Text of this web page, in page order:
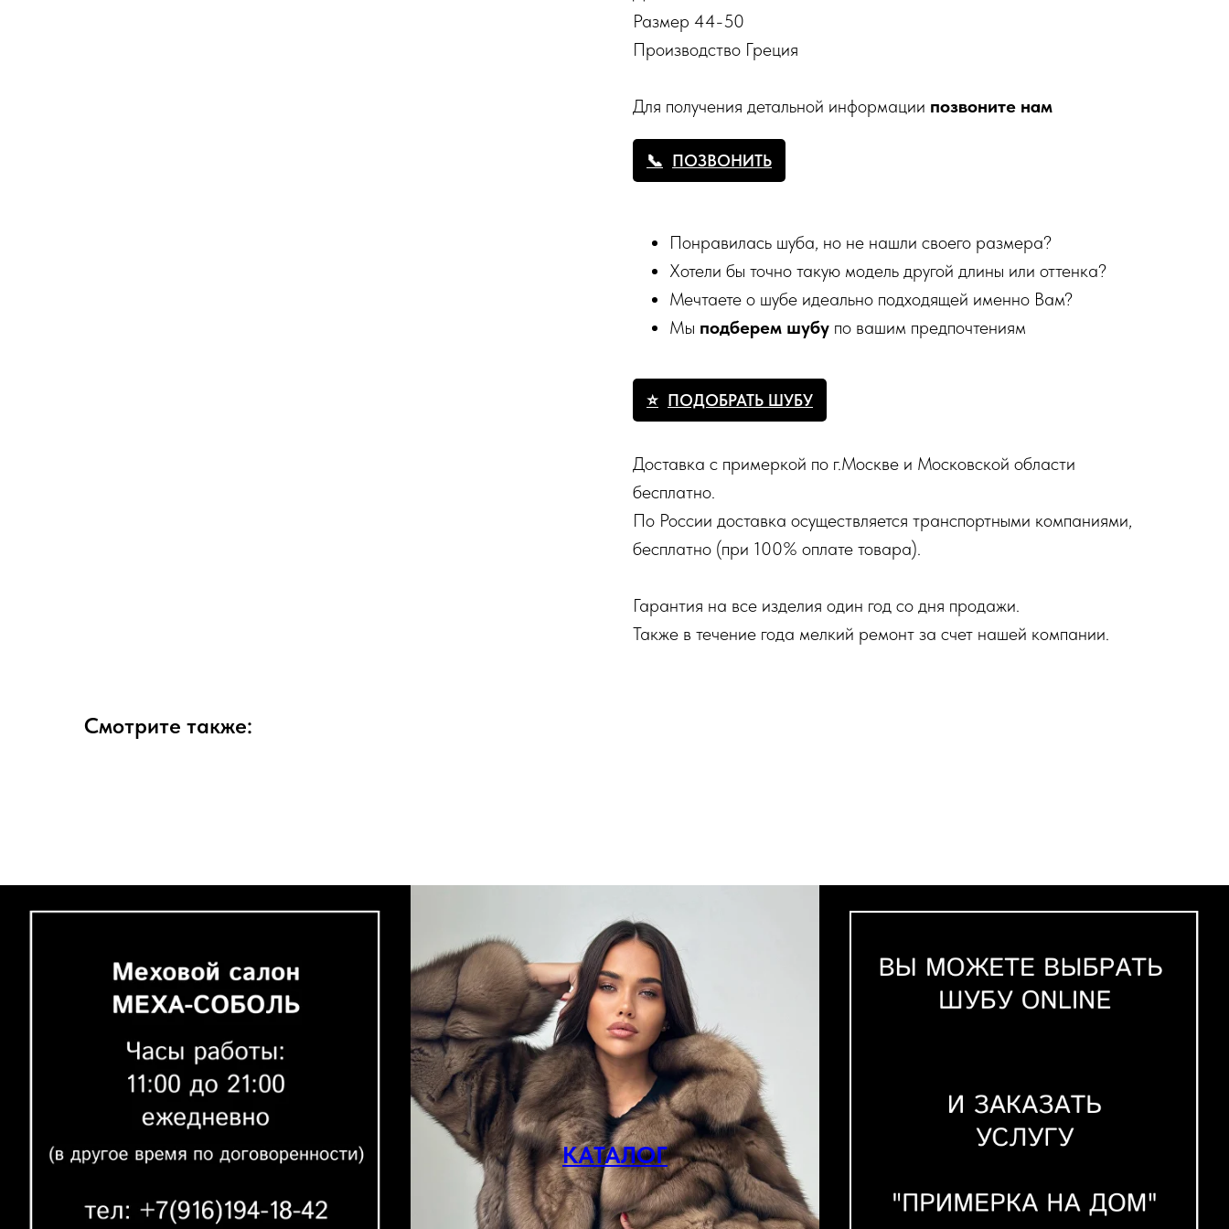
Размер 44-50
Производство Греция
Для получения детальной информации позвоните нам
ПОЗВОНИТЬ
Понравилась шуба, но не нашли своего размера?
Хотели бы точно такую модель другой длины или оттенка?
Мечтаете о шубе идеально подходящей именно Вам?
Мы подберем шубу по вашим предпочтениям
ПОДОБРАТЬ ШУБУ
Доставка с примеркой по г.Москве и Московской области
бесплатно.
По России доставка осуществляется транспортными компаниями,
бесплатно (при 100% оплате товара).
Гарантия на все изделия один год со дня продажи.
Также в течение года мелкий ремонт за счет нашей компании.
Смотрите также:
КАТАЛОГ